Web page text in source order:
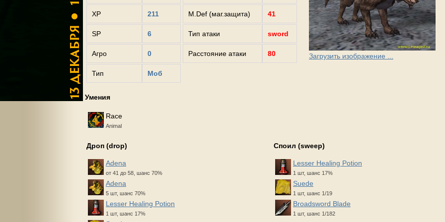
XP 211
SP 6
Агро 0
Тип Моб
M.Def (маг.защита) 41
Тип атаки sword
Расстояние атаки 80 Загрузить изображение ...
Умения
Race
Animal
Дроп (drop)
Adena
от 41 до 58, шанс 70%
Adena
5 шт, шанс 70%
Lesser Healing Potion
1 шт, шанс 17%
Споил (sweep)
Lesser Healing Potion
1 шт, шанс 17%
Suede
1 шт, шанс 1/19
Broadsword Blade
1 шт, шанс 1/182